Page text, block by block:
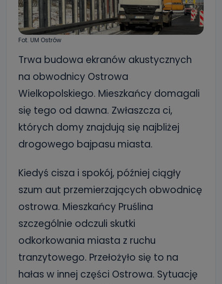
Fot. UM Ostrów
Trwa budowa ekranów akustycznych
na obwodnicy Ostrowa
Wielkopolskiego. Mieszkańcy domagali
się tego od dawna. Zwłaszcza ci,
których domy znajdują się najbliżej
drogowego bajpasu miasta.
Kiedyś cisza i spokój, później ciągły
szum aut przemierzających obwodnicę
ostrowa. Mieszkańcy Pruślina
szczególnie odczuli skutki
odkorkowania miasta z ruchu
tranzytowego. Przełożyło się to na
hałas w innej części Ostrowa. Sytuację